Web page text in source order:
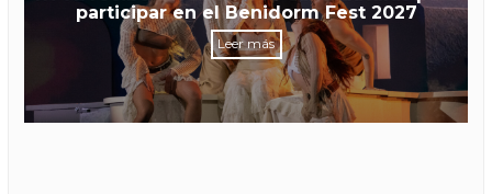
participar en el Benidorm Fest 2027
Leer más